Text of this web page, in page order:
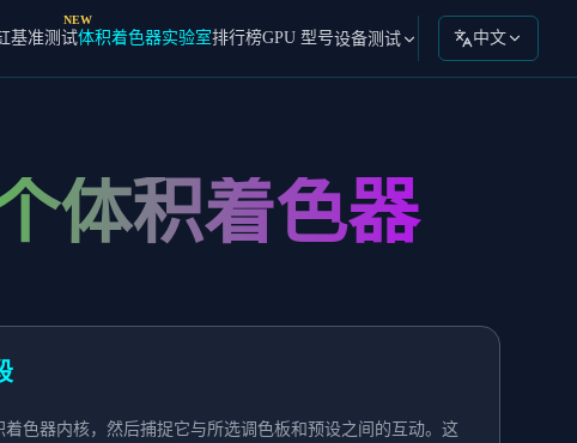
基准测试
NEW
体积着色器实验室排行榜GPU 型号设备测试 中文
体积着色器
色器内核，然后捕捉它与所选调色板和预设之间的互动。这